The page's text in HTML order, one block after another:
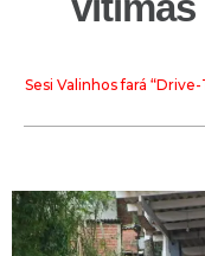
Sesi Valinhos fará